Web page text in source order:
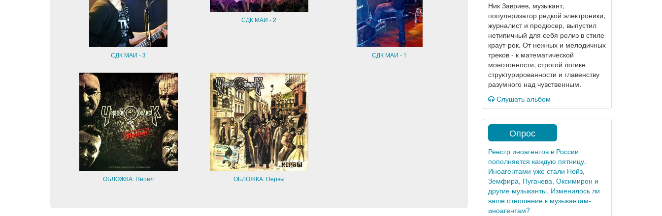
СДК МАИ - 3
СДК МАИ - 2
СДК МАИ - 1
ОБЛОЖКА: Пепел ОБЛОЖКА: Нервы
Ник Завриев, музыкант,
популяризатор редкой электроники,
журналист и продюсер, выпустил
нетипичный для себя релиз в стиле
краут-рок. От нежных и мелодичных
треков - к математической
монотонности, строгой логике
структурированности и главенству
разумного над чувственным.
Слушать альбом
Опрос
Реестр иноагентов в России
пополняется каждую пятницу.
Иноагентами уже стали Нойз,
Земфира, Пугачева, Оксимирон и
другие музыканты. Изменилось ли
ваше отношение к музыкантам-
иноагентам?